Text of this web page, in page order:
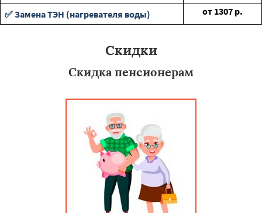
✅ Замена ТЭН (нагревателя воды)
от 1307 р.
Скидки
Скидка пенсионерам